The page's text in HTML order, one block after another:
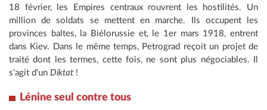
18 février, les Empires centraux rouvrent les hostilités. Un
million de soldats se mettent en marche. Ils occupent les
provinces baltes, la Biélorussie et, le 1er mars 1918, entrent
dans Kiev. Dans le même temps, Petrograd reçoit un projet de
traité dont les termes, cette fois, ne sont plus négociables. Il
s'agit d'un Diktat !
Lénine seul contre tous